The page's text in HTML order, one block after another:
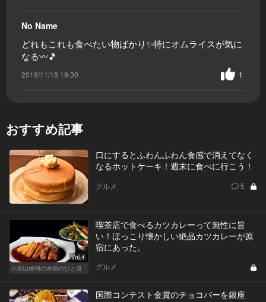
No Name
どれもこれも食べたい物ばかり✨特にオムライスが気に
なる〰️🎵
2019/11/18 19:30 1
おすすめ記事
口にするとふわんふわん食感で消えてなく
なるホットケーキ！週末に食べに行こう！
グルメ 5
Vol.4
小宮山雄飛の本能のひと皿
喫茶店で食べるカツカレーって無性に旨
い！ほっこり懐かしい絶品カツカレーが原
宿にあった。
グルメ
国際コンテスト金賞のチョコバーを銀座